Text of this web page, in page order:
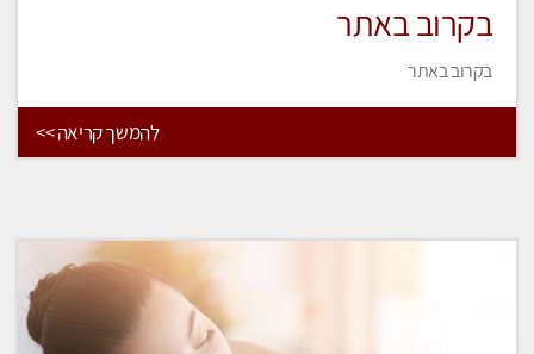
בקרוב באתר
בקרוב באתר
להמשך קריאה >>